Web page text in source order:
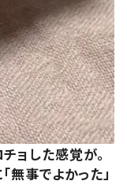
ョした感覚が。
無事でよかった」